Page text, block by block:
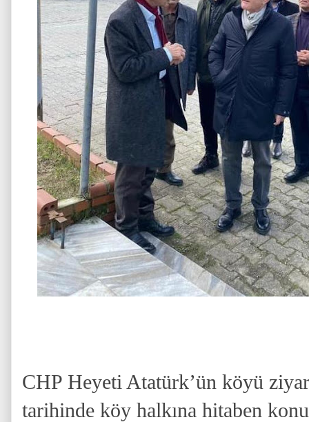
CHP Heyeti Atatürk’ün köyü
tarihinde köy halkına hitaben